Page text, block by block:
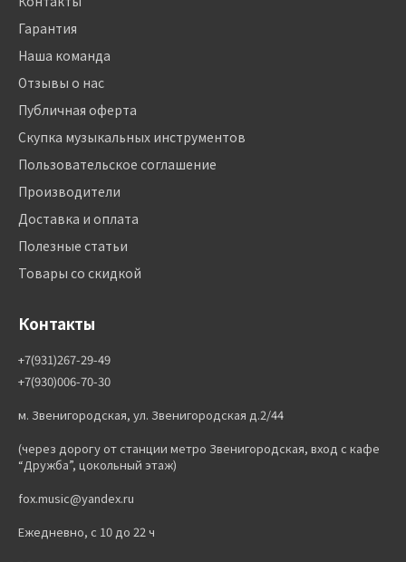
Гарантия
Наша команда
Отзывы о нас
Публичная оферта
Скупка музыкальных инструментов
Пользовательское соглашение
Производители
Доставка и оплата
Полезные статьи
Товары со скидкой
Контакты
+7(931)267-29-49
+7(930)006-70-30
м. Звенигородская, ул. Звенигородская д.2/44
(через дорогу от станции метро Звенигородская, вход с кафе
“Дружба”, цокольный этаж)
fox.music@yandex.ru
Ежедневно, с 10 до 22 ч